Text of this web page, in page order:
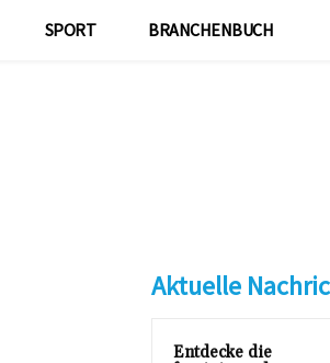
SPORT BRANCHENBUCH
Aktuelle
Entdecke die